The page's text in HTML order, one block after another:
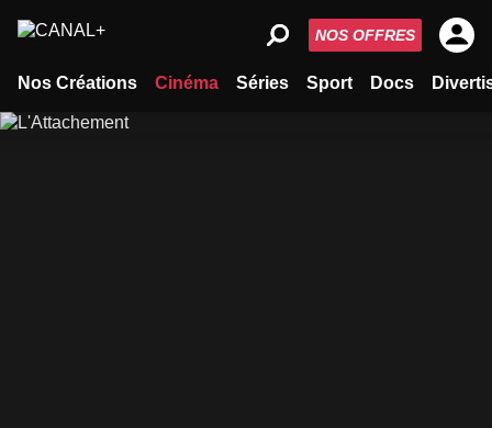
Nos Créations Cinéma Séries Sport Docs
NOS OFFRES